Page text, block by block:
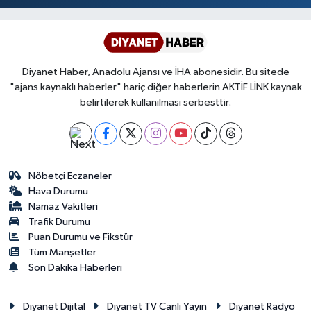
Diyanet Haber, Anadolu Ajansı ve İHA abonesidir. Bu sitede
"ajans kaynaklı haberler" hariç diğer haberlerin AKTİF LİNK kaynak
belirtilerek kullanılması serbesttir.
Nöbetçi Eczaneler
Hava Durumu
Namaz Vakitleri
Trafik Durumu
Puan Durumu ve Fikstür
Tüm Manşetler
Son Dakika Haberleri
Diyanet Dijital Diyanet TV Canlı Yayın Diyanet Radyo